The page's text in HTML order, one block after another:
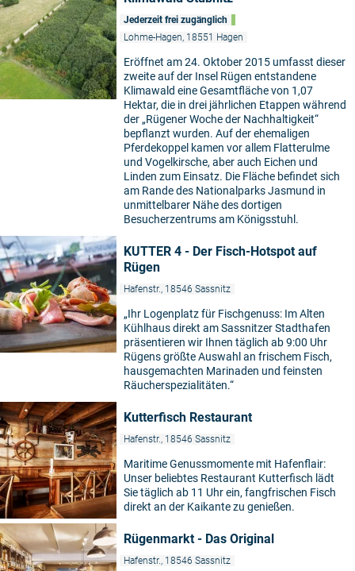
Jederzeit frei zugänglich
Lohme-Hagen, 18551 Hagen
Eröffnet am 24. Oktober 2015 umfasst dieser
zweite auf der Insel Rügen entstandene
Klimawald eine Gesamtfläche von 1,07
Hektar, die in drei jährlichen Etappen während
der „Rügener Woche der Nachhaltigkeit“
bepflanzt wurden. Auf der ehemaligen
Pferdekoppel kamen vor allem Flatterulme
und Vogelkirsche, aber auch Eichen und
Linden zum Einsatz. Die Fläche befindet sich
am Rande des Nationalparks Jasmund in
unmittelbarer Nähe des dortigen
Besucherzentrums am Königsstuhl.
KUTTER 4 - Der Fisch-Hotspot auf
Rügen
Hafenstr., 18546 Sassnitz
„Ihr Logenplatz für Fischgenuss: Im Alten
Kühlhaus direkt am Sassnitzer Stadthafen
präsentieren wir Ihnen täglich ab 9:00 Uhr
Rügens größte Auswahl an frischem Fisch,
hausgemachten Marinaden und feinsten
Räucherspezialitäten.“
Kutterfisch Restaurant
Hafenstr., 18546 Sassnitz
Maritime Genussmomente mit Hafenflair:
Unser beliebtes Restaurant Kutterfisch lädt
Sie täglich ab 11 Uhr ein, fangfrischen Fisch
direkt an der Kaikante zu genießen.
Rügenmarkt - Das Original
Hafenstr., 18546 Sassnitz